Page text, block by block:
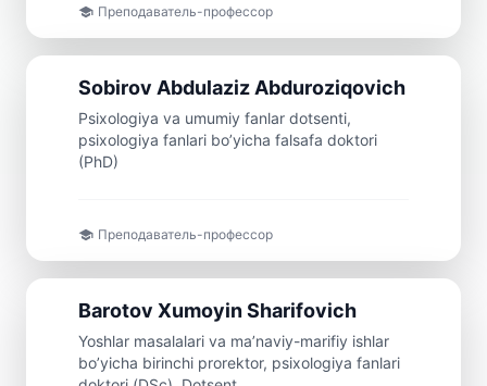
Преподаватель-профессор
Доцент
Sobirov Abdulaziz Abduroziqovich
Psixologiya va umumiy fanlar dotsenti,
psixologiya fanlari bo’yicha falsafa doktori
(PhD)
Преподаватель-профессор
Barotov XumoyinSharifovich
Yoshlar masalalari va ma’naviy-marifiy ishlar
bo’yicha birinchi prorektor, psixologiya fanlari